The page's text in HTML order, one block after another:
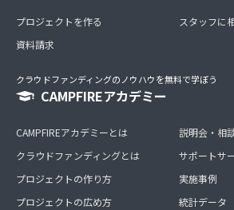
プロジェクトを作る
資料請求
スタッフに
クラウドファンディングのノウハウを無料で学ぼう
CAMPFIREアカデミー
CAMPFIREアカデミーとは
クラウドファンディングとは
プロジェクトの作り方
プロジェクトの広め方
説明会・相
サポートサ
実施事例
統計データ